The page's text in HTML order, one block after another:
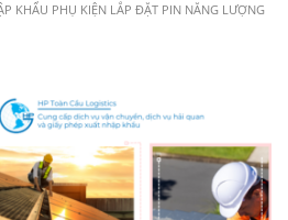
KHẨU PHỤ KIỆN LẮP ĐẶT PIN NĂNG LƯỢNG